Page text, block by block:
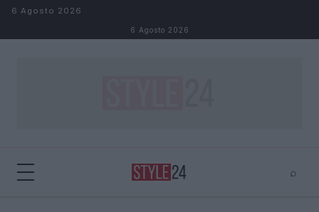
Salta al contenuto
6 Agosto 2026
6 Agosto 2026
⌕